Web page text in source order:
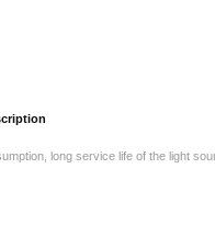
long service life of the light